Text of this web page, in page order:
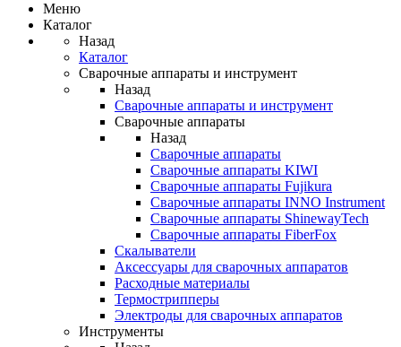
Меню
Каталог
Назад
Каталог
Сварочные аппараты и инструмент
Назад
Сварочные аппараты и инструмент
Сварочные аппараты
Назад
Сварочные аппараты
Сварочные аппараты KIWI
Сварочные аппараты Fujikura
Сварочные аппараты INNO Instrument
Сварочные аппараты ShinewayTech
Cварочные аппараты FiberFox
Скалыватели
Аксессуары для сварочных аппаратов
Расходные материалы
Термострипперы
Электроды для сварочных аппаратов
Инструменты